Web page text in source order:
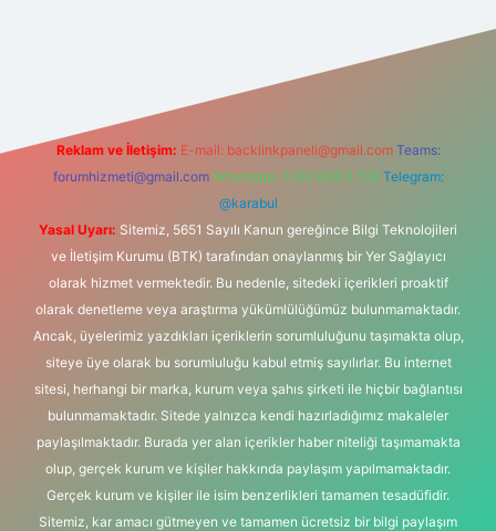
Reklam ve İletişim: E-mail: backlinkpaneli@gmail.com Teams:
forumhizmeti@gmail.com Whatsapp: 0262 606 0 726 Telegram:
@karabul
Yasal Uyarı: Sitemiz, 5651 Sayılı Kanun gereğince Bilgi Teknolojileri
ve İletişim Kurumu (BTK) tarafından onaylanmış bir Yer Sağlayıcı
olarak hizmet vermektedir. Bu nedenle, sitedeki içerikleri proaktif
olarak denetleme veya araştırma yükümlülüğümüz bulunmamaktadır.
Ancak, üyelerimiz yazdıkları içeriklerin sorumluluğunu taşımakta olup,
siteye üye olarak bu sorumluluğu kabul etmiş sayılırlar. Bu internet
sitesi, herhangi bir marka, kurum veya şahıs şirketi ile hiçbir bağlantısı
bulunmamaktadır. Sitede yalnızca kendi hazırladığımız makaleler
paylaşılmaktadır. Burada yer alan içerikler haber niteliği taşımamakta
olup, gerçek kurum ve kişiler hakkında paylaşım yapılmamaktadır.
Gerçek kurum ve kişiler ile isim benzerlikleri tamamen tesadüfidir.
Sitemiz, kar amacı gütmeyen ve tamamen ücretsiz bir bilgi paylaşım